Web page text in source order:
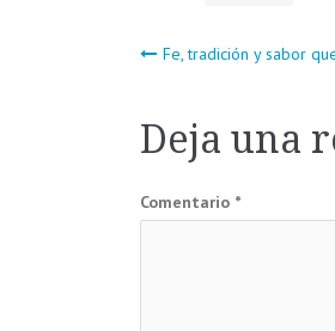
de
entradas
Fe, tradición y sabor
Deja una
Comentario *